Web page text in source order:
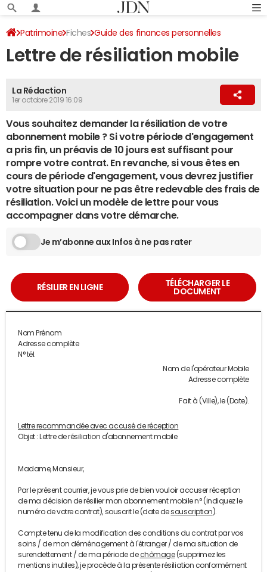
Patrimoine Fiches Guide des finances personnelles
Résiliation
Lettre de résiliation mobile
La Rédaction
1er octobre 2019 16:09
Vous souhaitez demander la résiliation de votre
abonnement mobile ? Si votre période d'engagement
a pris fin, un préavis de 10 jours est suffisant pour
rompre votre contrat. En revanche, si vous êtes en
cours de période d'engagement, vous devrez justifier
votre situation pour ne pas être redevable des frais de
résiliation. Voici un modèle de lettre pour vous
accompagner dans votre démarche.
Je m’abonne aux Infos à ne pas rater
RÉSILIER EN LIGNE
TÉLÉCHARGER LE
DOCUMENT
Nom Prénom
Adresse complète
N° tél.
Nom de l'opérateur Mobile
Adresse complète
Fait à (Ville), le (Date).
Lettre recommandée avec accusé de réception
Objet : Lettre de résiliation d'abonnement mobile
Madame, Monsieur,
Par le présent courrier, je vous prie de bien vouloir accuser réception
de ma décision de résilier mon abonnement mobile n° (indiquez le
numéro de votre contrat), souscrit le (date desouscription ).
Compte tenu de la modification des conditions du contrat par vos
soins / de mon déménagement à l'étranger / de ma situation de
surendettement / de ma période dechômage(supprimez les
mentions inutiles), je procède à la présente résiliation conformément